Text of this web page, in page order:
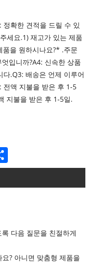
정확한 견적을 드릴 수 있
세요.1) 재고가 있는 제품
품을 원하시나요?* .주문
입니까?A4: 신속한 상품
.Q3: 배송은 언제 이루어
전액 지불을 받은 후 1-5
지불을 받은 후 1-5일.
Share
다음 질문을 친절하게
? 아니면 맞춤형 제품을